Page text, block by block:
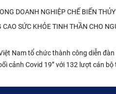
DOANH NGHIỆP CHẾ BIẾN
SỨC KHỎE TINH THẦN CHO
Nam tổ chức thành công diễn
cảnh Covid 19” với 132 lượt cán